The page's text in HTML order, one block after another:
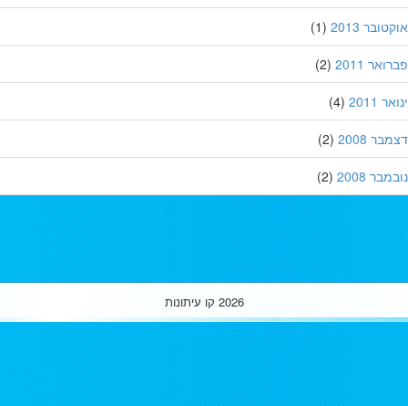
2013
(1)
2011
(2)
2011
(4)
2008
(2)
2008
(2)
2026 קו עיתונות